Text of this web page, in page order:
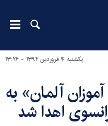
یکشنبه ۴ فروردین ۱۳۹۲ - ۱۳:۲۶
آلمان» به
اهدا شد